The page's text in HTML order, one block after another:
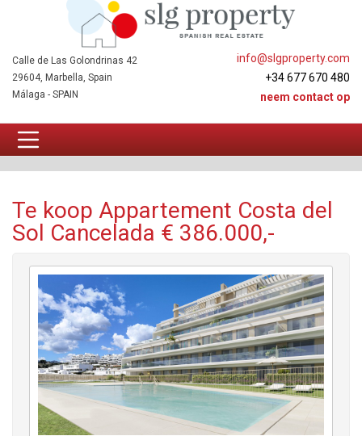
info@slgproperty.com
+34 677 670 480
neem contact op
Calle de Las Golondrinas 42
29604, Marbella, Spain
Málaga - SPAIN
Te koop Appartement Costa del
Sol Cancelada € 386.000,-